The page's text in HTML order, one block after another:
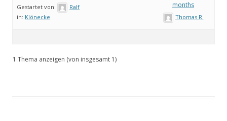
Gestartet von:
Ralf
in: Klönecke
months
Thomas R.
1 Thema anzeigen (von insgesamt 1)